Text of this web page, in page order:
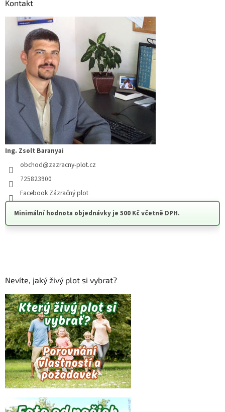
r
y
v
ý
p
i
s
u
Kontakt
Ing. Zsolt Baranyai
obchod@zazracny-plot.cz
725823900
Facebook Zázračný plot
Minimální hodnota objednávky je 500 Kč včetně DPH.
Nevíte, jaký živý plot si vybrat?